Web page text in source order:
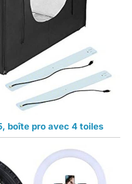
boîte pro avec 4 toiles